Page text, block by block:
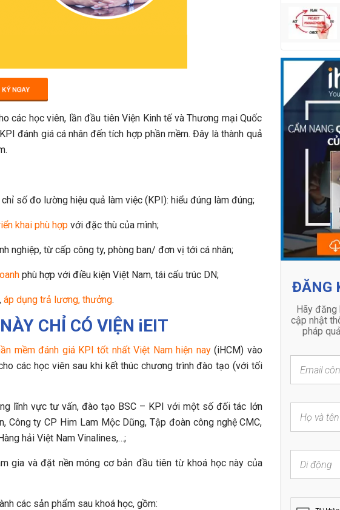
các học viên, lần đầu tiên Viện Kinh tế và Thương mại Quốc
đánh giá cá nhân đến tích hợp phần mềm. Đây là thành quả
số đo lường hiệu quả làm việc (KPI): hiểu đúng làm đúng;
khai phù hợp với đặc thù của mình;
nghiệp, từ cấp công ty, phòng ban/ đơn vị tới cá nhân;
phù hợp với điều kiện Việt Nam, tái cấu trúc DN;
áp dụng trả lương, thưởng.
CHỈ CÓ VIỆN iEIT
mềm đánh giá KPI tốt nhất Việt Nam hiện nay(iHCM) vào
các học viên sau khi kết thúc chương trình đào tạo (với tối
lĩnh vực tư vấn, đào tạo BSC – KPI với một số đối tác lớn
Công ty CP Him Lam Mộc Dũng, Tập đoàn công nghệ CMC,
hải Việt Nam Vinalines,…;
gia và đặt nền móng cơ bản đầu tiên từ khoá học này của
các sản phẩm sau khoá học, gồm: